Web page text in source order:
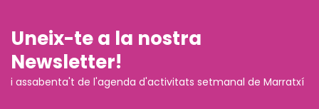
Uneix-te a la nostra
Newsletter!
i assabenta't de l'agenda d'activitats setmanal de Marratxí